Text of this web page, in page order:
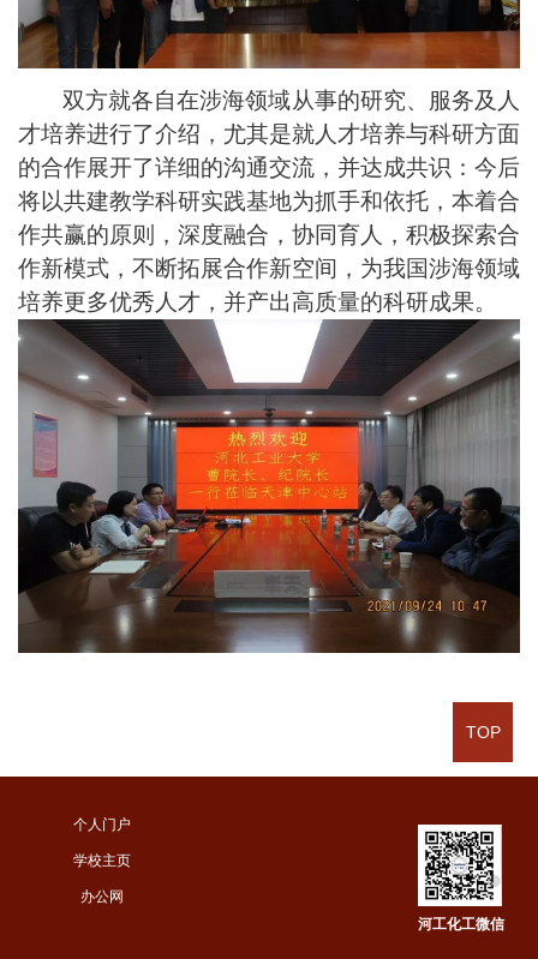
双方就各自在涉海领域从事的研究、服务及人
才培养进行了介绍，尤其是就人才培养与科研方面
的合作展开了详细的沟通交流，并达成共识：今后
将以共建教学科研实践基地为抓手和依托，本着合
作共赢的原则，深度融合，协同育人，积极探索合
作新模式，不断拓展合作新空间，为我国涉海领域
培养更多优秀人才，并产出高质量的科研成果。
个人门户
学校主页
办公网
河工化工微信
TOP